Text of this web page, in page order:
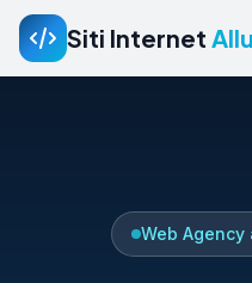
Siti Internet
Web Agency